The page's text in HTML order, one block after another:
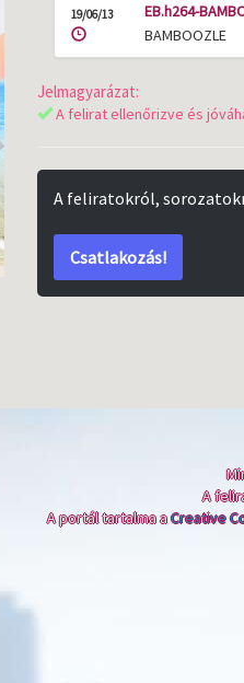
19/06/13
EB.h264-
BAMBOOZLE
Jelmagyarázat:
A felirat ellenőrizve és
A feliratokról,
Csatlakozás!
A
A portál tartalma aCreative